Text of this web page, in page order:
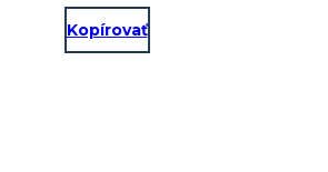
Kopírovať